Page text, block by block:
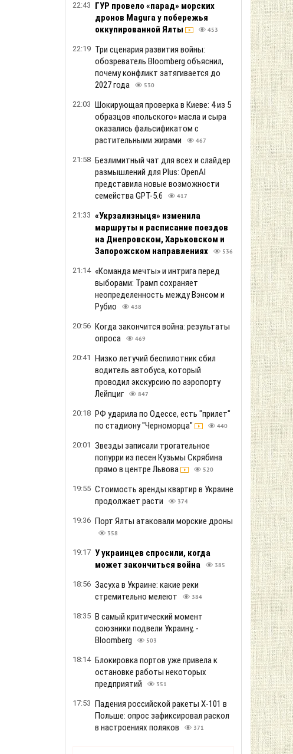
22:43 ГУР провело «парад» морских
дронов Magura у побережья
оккупированной Ялты
453
22:19 Три сценария развития войны:
обозреватель Bloomberg объяснил,
почему конфликт затягивается до
2027 года
530
22:03 Шокирующая проверка в Киеве: 4 из 5
образцов «польского» масла и сыра
оказались фальсификатом с
растительными жирами
467
21:58 Безлимитный чат для всех и слайдер
размышлений для Plus: OpenAI
представила новые возможности
семейства GPT-5.6
417
21:33 «Укрзализныця» изменила
маршруты и расписание поездов
на Днепровском, Харьковском и
Запорожском направлениях
536
21:14 «Команда мечты» и интрига перед
выборами: Трамп сохраняет
неопределенность между Вэнсом и
Рубио
438
20:56 Когда закончится война: результаты
опроса
469
20:41 Низко летучий беспилотник сбил
водитель автобуса, который
проводил экскурсию по аэропорту
Лейпциг
847
20:18 РФ ударила по Одессе, есть "прилет"
по стадиону "Черноморца"
440
20:01 Звезды записали трогательное
попурри из песен Кузьмы Скрябина
прямо в центре Львова
520
19:55 Стоимость аренды квартир в Украине
продолжает расти
374
19:36 Порт Ялты атаковали морские дроны
358
19:17 У украинцев спросили, когда
может закончиться война
385
18:56 Засуха в Украине: какие реки
стремительно мелеют
384
18:35 В самый критический момент
союзники подвели Украину, -
Bloomberg
503
18:14 Блокировка портов уже привела к
остановке работы некоторых
предприятий
351
17:53 Падения российской ракеты Х-101 в
Польше: опрос зафиксировал раскол
в настроениях поляков
371